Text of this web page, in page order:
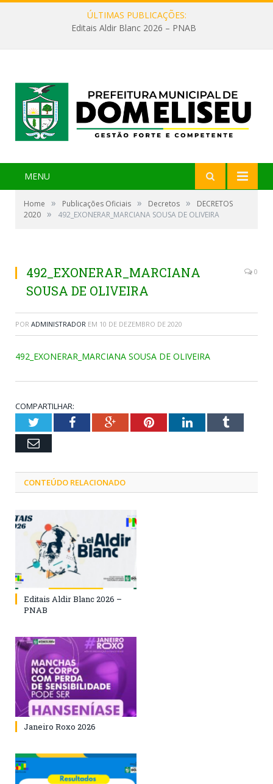
ÚLTIMAS PUBLICAÇÕES:
Editais Aldir Blanc 2026 – PNAB
MENU
Home » Publicações Oficiais » Decretos »
DECRETOS
2020 » 492_EXONERAR_MARCIANA SOUSA DE OLIVEIRA
492_EXONERAR_MARCIANA
SOUSA DE OLIVEIRA
0
POR ADMINISTRADOR EM 10 DE DEZEMBRO DE 2020
492_EXONERAR_MARCIANA SOUSA DE OLIVEIRA
COMPARTILHAR:
TwitterFacebookGoogle+PinterestLinkedInTumblr
Email
CONTEÚDO RELACIONADO
Editais Aldir Blanc 2026 –
PNAB
Janeiro Roxo 2026